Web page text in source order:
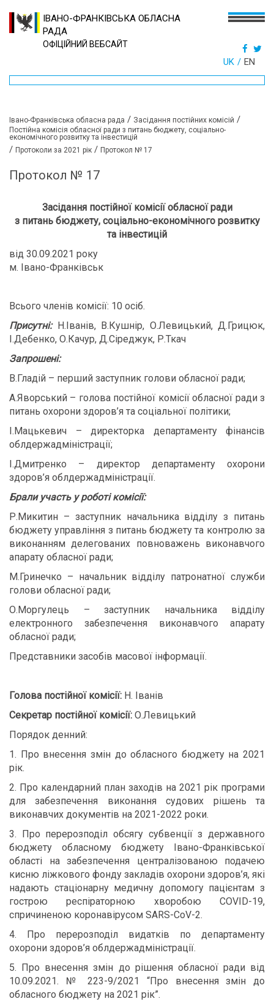
ІВАНО-ФРАНКІВСЬКА ОБЛАСНА
РАДА
ОФІЦІЙНИЙ ВЕБСАЙТ
UK EN
Івано-Франківська обласна рада / Засідання постійних комісій /
Постійна комісія обласної ради з питань бюджету, соціально-
економічного розвитку та інвестицій
/ Протоколи за 2021 рік / Протокол № 17
Протокол № 17
Засідання постійної комісії обласної ради
з питань бюджету, соціально-економічного розвитку
та інвестицій
від 30.09.2021 року
м. Івано-Франківськ
Всього членів комісії: 10 осіб.
Присутні: Н.Іванів, В.Кушнір, О.Левицький, Д.Грицюк,
І.Дебенко, О.Качур, Д.Сіреджук, Р.Ткач
Запрошені:
В.Гладій – перший заступник голови обласної ради;
А.Яворський – голова постійної комісії обласної ради з
питань охорони здоров’я та соціальної політики;
І.Мацькевич – директорка департаменту фінансів
облдержадміністрації;
І.Дмитренко – директор департаменту охорони
здоров’я облдержадміністрації.
Брали участь у роботі комісії:
Р.Микитин – заступник начальника відділу з питань
бюджету управління з питань бюджету та контролю за
виконанням делегованих повноважень виконавчого
апарату обласної ради;
М.Гринечко – начальник відділу патронатної служби
голови обласної ради;
О.Моргулець – заступник начальника відділу
електронного забезпечення виконавчого апарату
обласної ради;
Представники засобів масової інформації.
Голова постійної комісії: Н. Іванів
Секретар постійної комісії: О.Левицький
Порядок денний:
1. Про внесення змін до обласного бюджету на 2021
рік.
2. Про календарний план заходів на 2021 рік програми
для забезпечення виконання судових рішень та
виконавчих документів на 2021-2022 роки.
3. Про перерозподіл обсягу субвенції з державного
бюджету обласному бюджету Івано-Франківської
області на забезпечення централізованою подачею
кисню ліжкового фонду закладів охорони здоров’я, які
надають стаціонарну медичну допомогу пацієнтам з
гострою респіраторною хворобою COVID-19,
спричиненою коронавірусом SARS-CoV-2.
4. Про перерозподіл видатків по департаменту
охорони здоров’я облдержадміністрації.
5. Про внесення змін до рішення обласної ради від
10.09.2021. № 223-9/2021 “Про внесення змін до
обласного бюджету на 2021 рік”.